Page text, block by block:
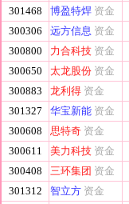
301468
博盈特焊 资金
300306
远方信息 资金
300800
力合科技 资金
300650
太龙股份 资金
300883
龙利得 资金
301327
华宝新能 资金
300608
思特奇 资金
300611
美力科技 资金
300408
三环集团 资金
301312
智立方 资金